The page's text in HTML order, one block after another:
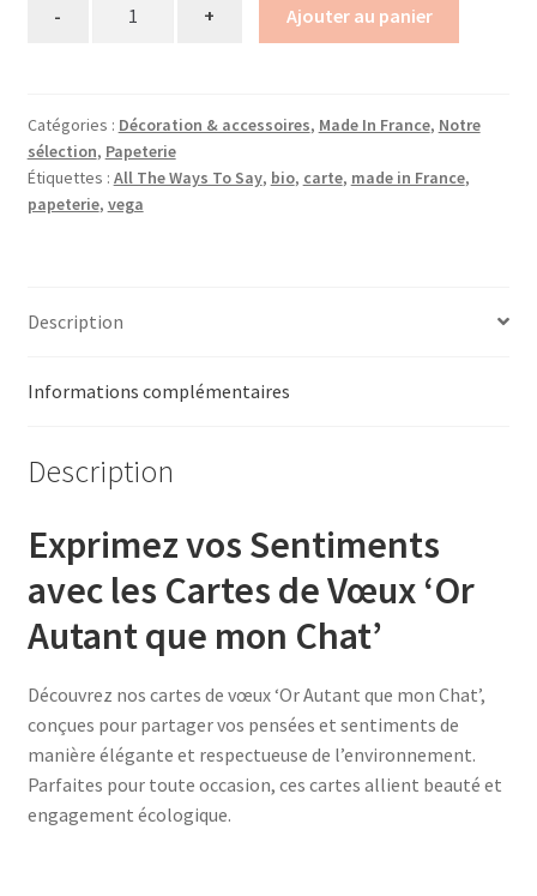
Ajouter au panier
Catégories : Décoration & accessoires, Made In France, Notre
sélection, Papeterie
Étiquettes : All The Ways To Say, bio, carte, made in France,
papeterie, vega
Description
Informations complémentaires
Description
Exprimez vos Sentiments
avec les Cartes de Vœux ‘Or
Autant que mon Chat’
Découvrez nos cartes de vœux ‘Or Autant que mon Chat’,
conçues pour partager vos pensées et sentiments de
manière élégante et respectueuse de l’environnement.
Parfaites pour toute occasion, ces cartes allient beauté et
engagement écologique.